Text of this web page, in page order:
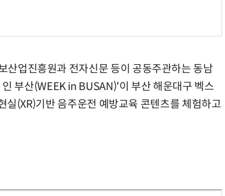
산업진흥원과 전자신문 등이 공동주관하는 동남
부산(WEEK in BUSAN)'이 부산 해운대구 벡스
(XR)기반 음주운전 예방교육 콘텐츠를 체험하고